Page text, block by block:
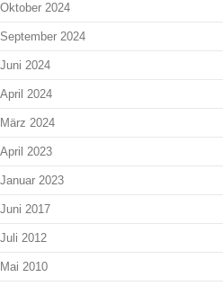
Oktober 2024
September 2024
Juni 2024
April 2024
März 2024
April 2023
Januar 2023
Juni 2017
Juli 2012
Mai 2010